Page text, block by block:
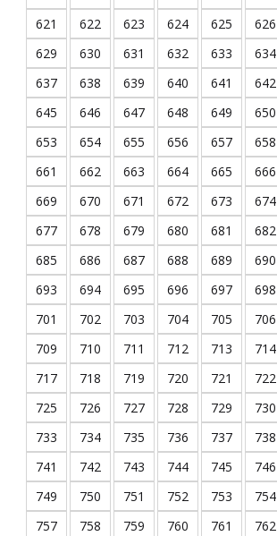
621
622 623 624 625 626
629
630 631 632 633 634
637
638 639 640 641 642
645
646 647 648 649 650
653
654 655 656 657 658
661
662 663 664 665 666
669
670 671 672 673 674
677
678 679 680 681 682
685
686 687 688 689 690
693
694 695 696 697 698
701
702 703 704 705 706
709
710 711 712 713 714
717
718 719 720 721 722
725
726 727 728 729 730
733
734 735 736 737 738
741
742 743 744 745 746
749
750 751 752 753 754
757
758 759 760 761 762